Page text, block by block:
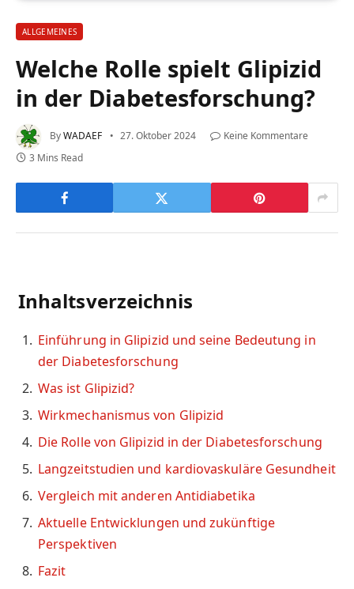
ALLGEMEINES
Welche Rolle spielt Glipizid
in der Diabetesforschung?
ByWADAEF 27. Oktober 2024
Keine Kommentare
3 Mins Read
Inhaltsverzeichnis
Einführung in Glipizid und seine Bedeutung in
der Diabetesforschung
Was ist Glipizid?
Wirkmechanismus von Glipizid
Die Rolle von Glipizid in der Diabetesforschung
Langzeitstudien und kardiovaskuläre Gesundheit
Vergleich mit anderen Antidiabetika
Aktuelle Entwicklungen und zukünftige
Perspektiven
Fazit